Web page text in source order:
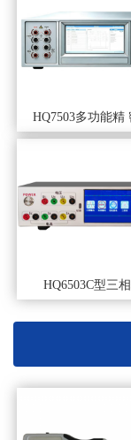
HQ7503多功能精
HQ6503C型三